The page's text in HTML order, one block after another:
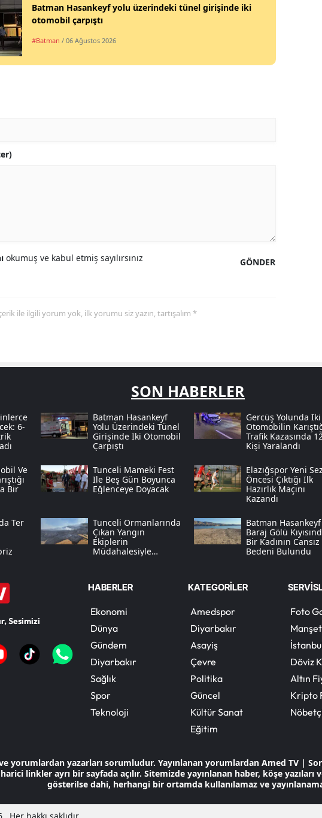
Batman Hasankeyf yolu üzerindeki tünel girişinde iki
otomobil çarpıştı
#Batman / 06 Ağustos 2026
GÖNDER
okumuş ve kabul etmiş sayılırsınız
ile ilgili yorum yok, ilk yorumu siz yazın, tartışalım *
SON HABERLER
6-
Batman Hasankeyf
Yolu Üzerindeki Tünel
Girişinde Iki Otomobil
Çarpıştı
Gercüş Yolunda Iki
Otomobilin
Trafik Kazasında
Kişi Yaralandı
Ve
Bir
Tunceli Mameki Fest
Ile Beş Gün Boyunca
Eğlenceye Doyacak
Elazığspor Yeni
Öncesi Çıktığı Ilk
Hazırlık Maçını
Kazandı
Ter
Tunceli Ormanlarında
Çıkan Yangın
Ekiplerin
Müdahalesiyle
Batman
Baraj Gölü
Bir Kadının Cansız
Bedeni Bulundu
Sesimizi
HABERLER
Ekonomi
Dünya
Gündem
Diyarbakır
Sağlık
Spor
Teknoloji
KATEGORİLER
Amedspor
Diyarbakır
Asayiş
Çevre
Politika
Güncel
Kültür Sanat
Eğitim
Foto
Döviz
Altın
Kripto
yorumlardan yazarları sorumludur. Yayınlanan yorumlardan Amed TV |
linkler ayrı bir sayfada açılır. Sitemizde yayınlanan haber, köşe yazıları
gösterilse dahi, herhangi bir ortamda kullanılamaz ve